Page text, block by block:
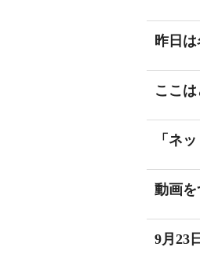
昨日
ここ
「ネ
動画
9月23